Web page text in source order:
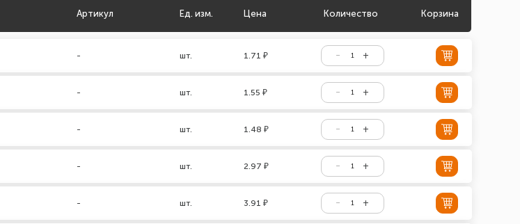
Артикул Ед. изм. Цена Количество Корзина
- шт. 1.71 ₽
- шт. 1.55 ₽
- шт. 1.48 ₽
- шт. 2.97 ₽
- шт. 3.91 ₽